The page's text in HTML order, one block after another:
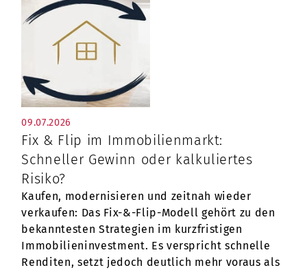
09.07.2026
Fix & Flip im Immobilienmarkt:
Schneller Gewinn oder kalkuliertes
Risiko?
Kaufen, modernisieren und zeitnah wieder
verkaufen: Das Fix-&-Flip-Modell gehört zu den
bekanntesten Strategien im kurzfristigen
Immobilieninvestment. Es verspricht schnelle
Renditen, setzt jedoch deutlich mehr voraus als